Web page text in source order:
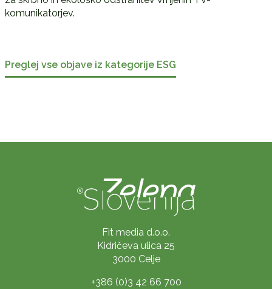
komunikatorjev.
Preglej vse objave iz kategorije ESG
Fit media d.o.o.
Kidričeva ulica 25
3000 Celje
+386 (0)3 42 66 700